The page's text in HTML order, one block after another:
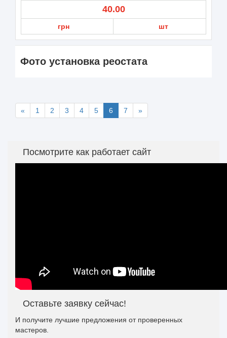
40.00
грн шт
Фото установка реостата
« 1 2 3 4 5 6 7 »
Посмотрите как работает сайт
Оставьте заявку сейчас!
И получите лучшие предложения от проверенных
мастеров.